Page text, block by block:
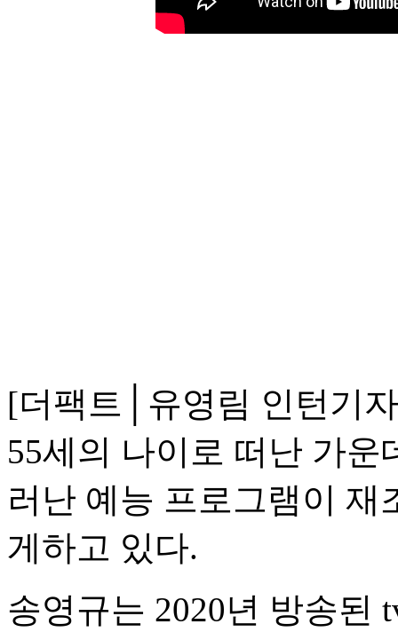
[더팩트│유영림 인턴기
55세의 나이로 떠난 가
러난 예능 프로그램이
게하고 있다.
송영규는 2020년 방송된